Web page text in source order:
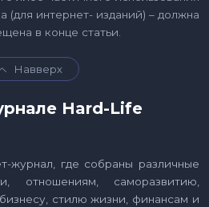
(для интернет- изданий) – должна
в конце статьи.
Навверх
Hard-Life
журнал, где собраны различные
отношениям, саморазвитию,
стилю жизни, финансам и